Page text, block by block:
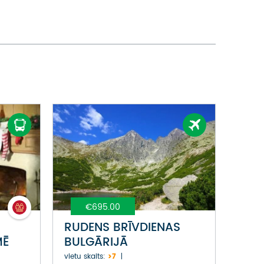
€695.00
RUDENS BRĪVDIENAS
BULGĀRIJĀ
vietu skaits: >7